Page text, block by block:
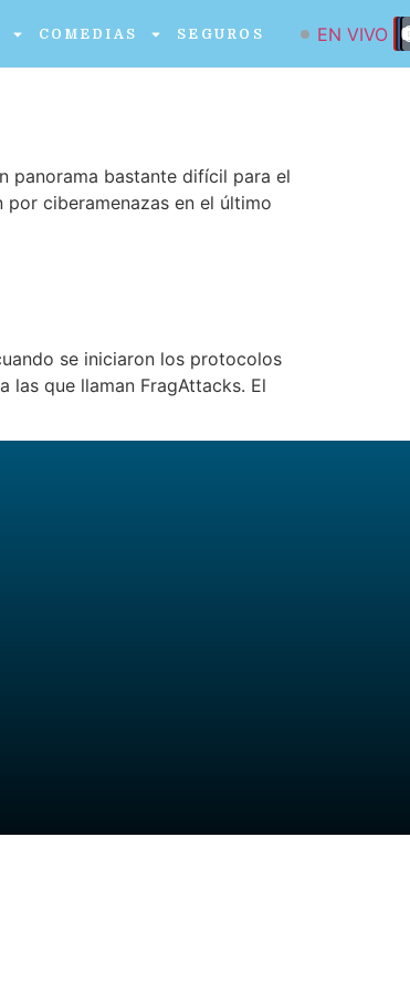
COMEDIAS SEGUROS EN VIVO
panorama bastante difícil para el
ciberamenazas en el último
se iniciaron los protocolos
las que llaman FragAttacks. El